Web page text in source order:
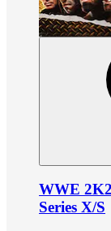
WWE
Series X/S